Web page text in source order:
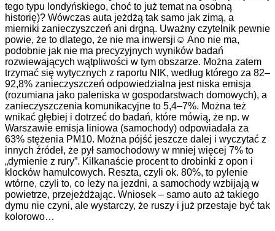
tego typu londyńskiego, choć to już temat na osobną
historię)? Wówczas auta jeżdżą tak samo jak zimą, a
mierniki zanieczyszczeń ani drgną. Uważny czytelnik pewnie
powie, że to dlatego, że nie ma inwersji☺ Ano nie ma,
podobnie jak nie ma precyzyjnych wyników badań
rozwiewających wątpliwości w tym obszarze. Można zatem
trzymać się wytycznych z raportu NIK, według którego za 82–
92,8% zanieczyszczeń odpowiedzialna jest niska emisja
(rozumiana jako paleniska w gospodarstwach domowych), a
zanieczyszczenia komunikacyjne to 5,4–7%. Można też
wnikać głębiej i dotrzeć do badań, które mówią, że np. w
Warszawie emisja liniowa (samochody) odpowiadała za
63% stężenia PM10. Można pójść jeszcze dalej i wyczytać z
innych źródeł, że pył samochodowy w mniej więcej 7% to
„dymienie z rury”. Kilkanaście procent to drobinki z opon i
klocków hamulcowych. Reszta, czyli ok. 80%, to pylenie
wtórne, czyli to, co leży na jezdni, a samochody wzbijają w
powietrze, przejeżdżając. Wniosek – samo auto aż takiego
dymu nie czyni, ale wystarczy, że ruszy i już przestaje być tak
kolorowo…